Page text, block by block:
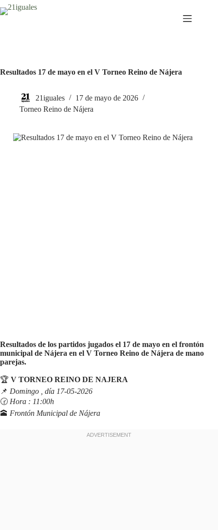
Saltar
al
Resultados 17 de mayo en el V Torneo Reino de Nájera
21iguales
17 de mayo de 2026
Torneo Reino de Nájera
Resultados de los partidos jugados el 17 de mayo en el frontón
municipal de Nájera en el V Torneo Reino de Nájera de mano
parejas.
🏆 V TORNEO REINO DE NAJERA
📌 Domingo , día 17-05-2026
🕝 Hora : 11:00h
🕋 Frontón Municipal de Nájera